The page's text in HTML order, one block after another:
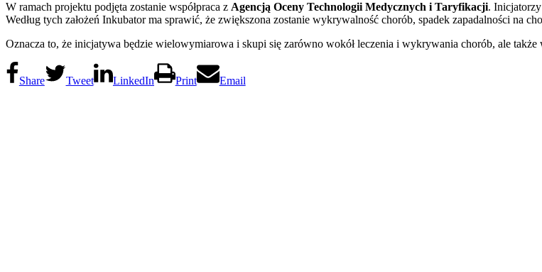
W ramach projektu podjęta zostanie współpraca z Agencją Oceny Technologii Medycznych i Taryfikacji.
Według tych założeń Inkubator ma sprawić, że zwiększona zostanie wykrywalność chorób, spadek zapadalności na
Oznacza to, że inicjatywa będzie wielowymiarowa i skupi się zarówno wokół leczenia i wykrywania chorób, ale także
Share Tweet LinkedIn Print Email